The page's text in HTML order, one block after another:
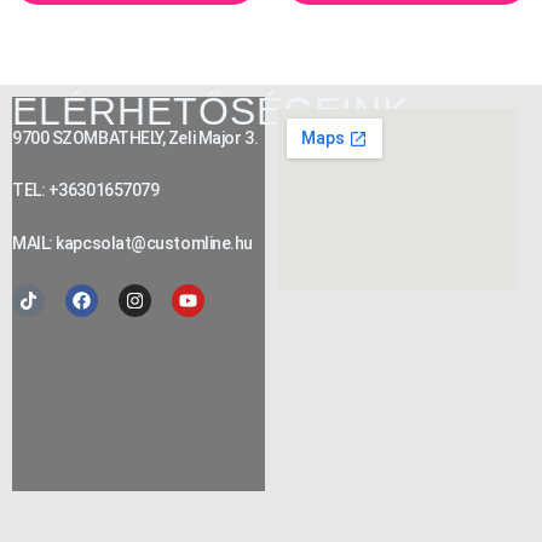
ELÉRHETŐSÉGEINK
9700 SZOMBATHELY, Zeli Major 3.
TEL: +36301657079
MAIL: kapcsolat@customline.hu
Tiktok FacebookInstagramYoutube